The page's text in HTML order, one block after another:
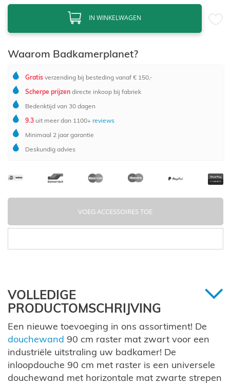
IN WINKELWAGEN
Waarom Badkamerplanet?
Gratis verzending bij besteding vanaf € 150,-
Scherpe prijzen directe inkoop bij fabriek
Bedenktijd van 30 dagen
9.3 uit meer dan 1100+ reviews
Minimaal 2 jaar garantie
Deskundig advies
VOEG ACCESSOIRES TOE
VOLLEDIGE
PRODUCTOMSCHRIJVING
Een nieuwe toevoeging in ons assortiment! De
douchewand 90 cm raster mat zwart voor een
industriële uitstraling uw badkamer! De
inloopdouche 90 cm met raster is een universele
douchewand met horizontale mat zwarte strepen